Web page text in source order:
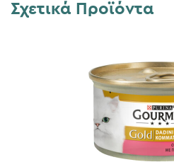
Σχετικά Προϊόντα